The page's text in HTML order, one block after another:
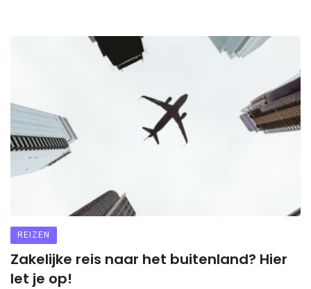
REIZEN
Zakelijke reis naar het buitenland? Hier
let je op!